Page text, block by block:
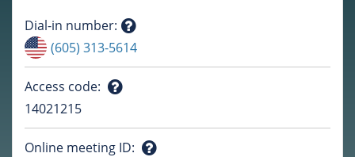
Dial-in number:
Question
mark
(605) 313-5614
Access code:
mark
14021215
Online meeting ID: